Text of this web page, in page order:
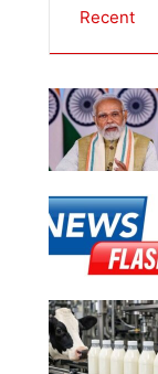
Recent